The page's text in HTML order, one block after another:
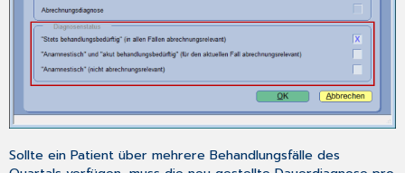
Sollte ein Patient über mehrere Behandlungsfälle des